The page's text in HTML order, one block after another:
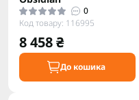
0
Код товару: 116995
8 458 ₴
До кошика